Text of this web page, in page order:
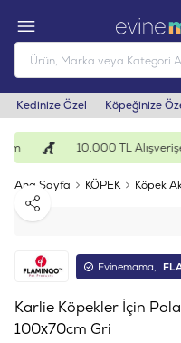
Kedinize Özel Köpeğinize
10.000 TL
Ana Sayfa KÖPEK Köpek
Paylaş
Evinemama,
Karlie Köpekler İçin
100x70cm Gri